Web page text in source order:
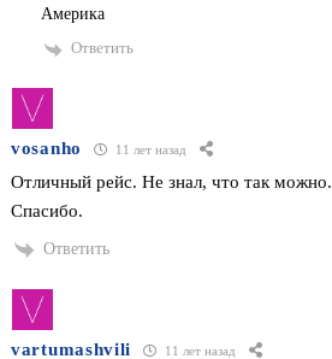
Америка
Ответить
vosanho 11 лет назад
Отличный рейс. Не знал, что так можно.
Спасибо.
Ответить
vartumashvili 11 лет назад